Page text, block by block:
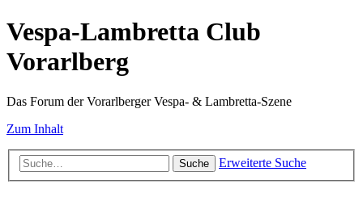
Vespa-Lambretta Club
Vorarlberg
Das Forum der Vorarlberger Vespa- & Lambretta-Szene
Zum Inhalt
Suche Erweiterte Suche